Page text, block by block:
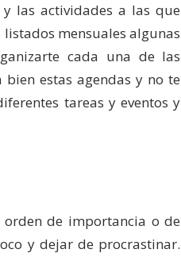
las actividades a las que
mensuales algunas
cada una de las
estas agendas y no te
tareas y eventos y
de importancia o de
y dejar de procrastinar.